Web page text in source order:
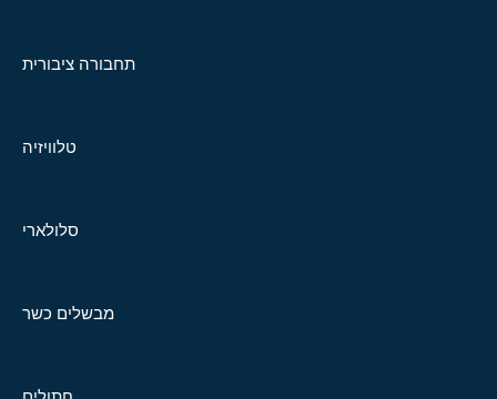
תחבורה ציבורית
טלוויזיה
סלולארי
מבשלים כשר